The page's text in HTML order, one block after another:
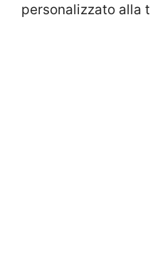
personalizzato alla